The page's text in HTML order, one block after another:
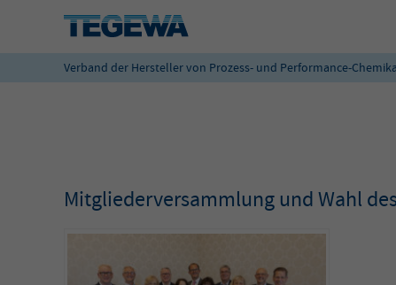
Verband der Hersteller von Prozess- und Performance-
Mitgliederversammlung und Wahl